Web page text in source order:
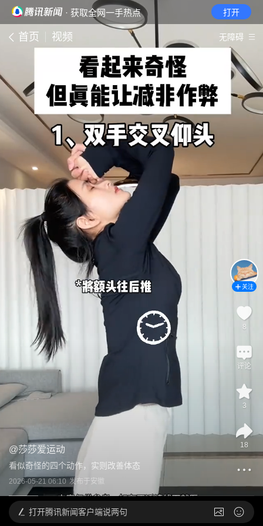
· 获取全网一手热点 打开
首页 视频 无障碍
@莎莎爱运动
看似奇怪的四个动作，实则改善体态
2026-05-21 06:10 发布于安徽
关注
8
评论
3
18
打开腾讯新闻客户端说两句